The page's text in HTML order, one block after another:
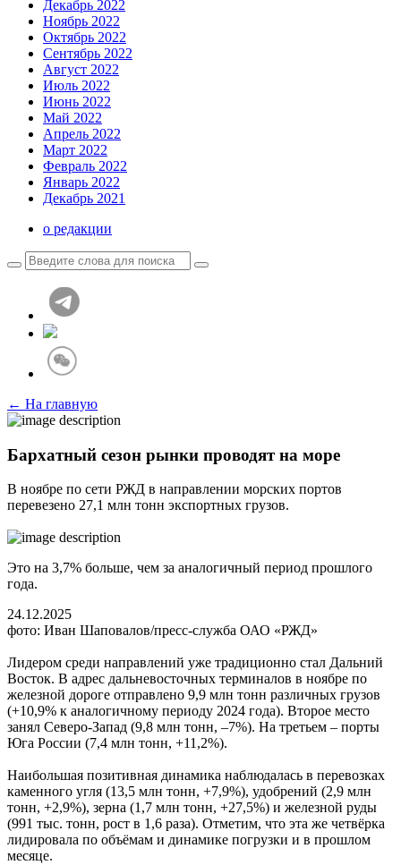
Декабрь 2022
Ноябрь 2022
Октябрь 2022
Сентябрь 2022
Август 2022
Июль 2022
Июнь 2022
Май 2022
Апрель 2022
Март 2022
Февраль 2022
Январь 2022
Декабрь 2021
о редакции
← На главную
Бархатный сезон рынки проводят на море
В ноябре по сети РЖД в направлении морских портов
перевезено 27,1 млн тонн экспортных грузов.
Это на 3,7% больше, чем за аналогичный период прошлого
года.
24.12.2025
фото: Иван Шаповалов/пресс-служба ОАО «РЖД»
Лидером среди направлений уже традиционно стал Дальний
Восток. В адрес дальневосточных терминалов в ноябре по
железной дороге отправлено 9,9 млн тонн различных грузов
(+10,9% к аналогичному периоду 2024 года). Второе место
занял Северо-Запад (9,8 млн тонн, –7%). На третьем – порты
Юга России (7,4 млн тонн, +11,2%).
Наибольшая позитивная динамика наблюдалась в перевозках
каменного угля (13,5 млн тонн, +7,9%), удобрений (2,9 млн
тонн, +2,9%), зерна (1,7 млн тонн, +27,5%) и железной руды
(991 тыс. тонн, рост в 1,6 раза). Отметим, что эта же четвёрка
лидировала по объёмам и динамике погрузки и в прошлом
месяце.